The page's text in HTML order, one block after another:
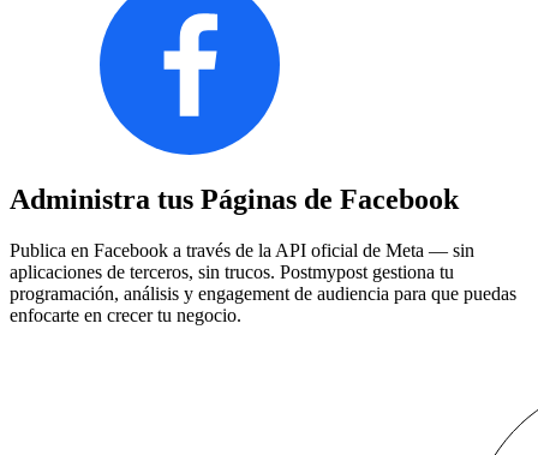
Administra tus Páginas de Facebook
Publica en Facebook a través de la API oficial de Meta — sin
aplicaciones de terceros, sin trucos. Postmypost gestiona tu
programación, análisis y engagement de audiencia para que puedas
enfocarte en crecer tu negocio.